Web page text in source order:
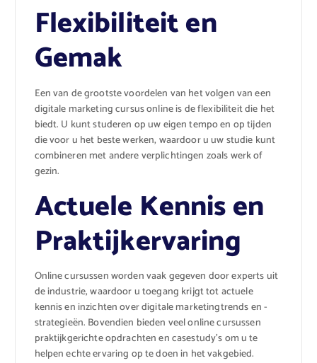
Flexibiliteit en
Gemak
Een van de grootste voordelen van het volgen van een
digitale marketing cursus online is de flexibiliteit die het
biedt. U kunt studeren op uw eigen tempo en op tijden
die voor u het beste werken, waardoor u uw studie kunt
combineren met andere verplichtingen zoals werk of
gezin.
Actuele Kennis en
Praktijkervaring
Online cursussen worden vaak gegeven door experts uit
de industrie, waardoor u toegang krijgt tot actuele
kennis en inzichten over digitale marketingtrends en -
strategieën. Bovendien bieden veel online cursussen
praktijkgerichte opdrachten en casestudy’s om u te
helpen echte ervaring op te doen in het vakgebied.